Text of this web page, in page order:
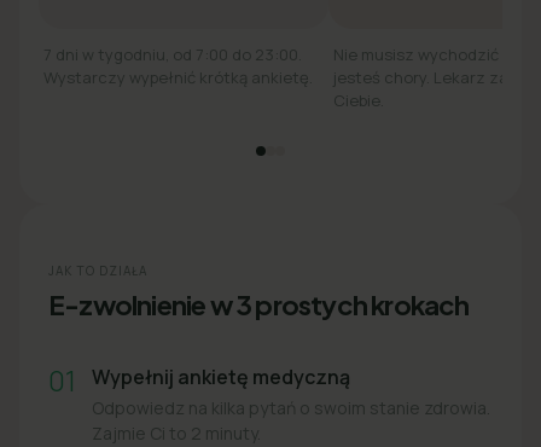
7 dni w tygodniu, od 7:00 do 23:00.
Wystarczy wypełnić krótką ankietę.
Nie musisz wychodzić z
jesteś chory. Lekarz
Ciebie.
JAK TO DZIAŁA
E-zwolnienie w 3 prostych krokach
01 Wypełnij ankietę medyczną
Odpowiedz na kilka pytań o swoim stanie zdrowia.
Zajmie Ci to 2 minuty.